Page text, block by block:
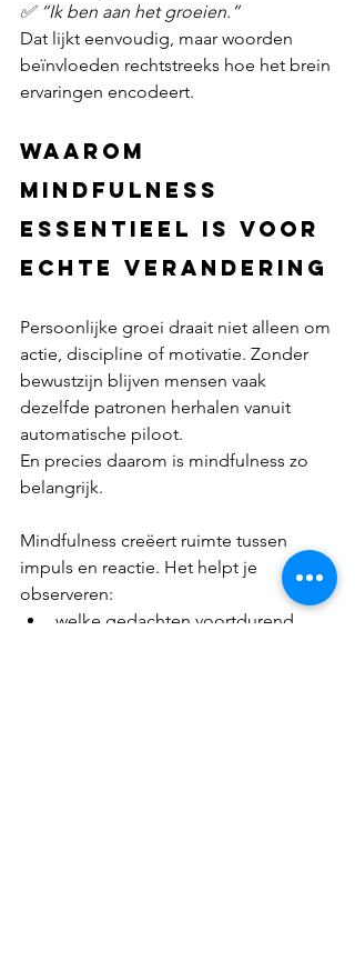
✅ “Ik ben aan het groeien.”
Dat lijkt eenvoudig, maar woorden
beïnvloeden rechtstreeks hoe het brein
ervaringen encodeert.
Waarom
mindfulness
essentieel is voor
echte verandering
Persoonlijke groei draait niet alleen om
actie, discipline of motivatie. Zonder
bewustzijn blijven mensen vaak
dezelfde patronen herhalen vanuit
automatische piloot.
En precies daarom is mindfulness zo
belangrijk.
Mindfulness creëert ruimte tussen
impuls en reactie. Het helpt je
observeren:
welke gedachten voortdurend